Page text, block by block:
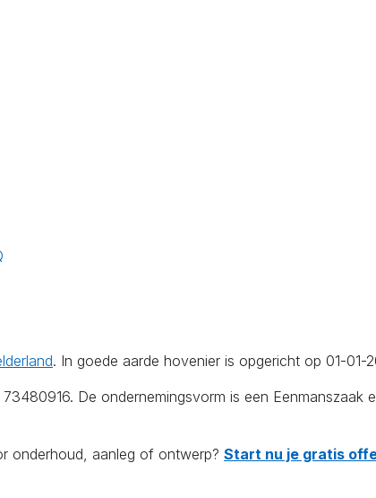
. In goede aarde hovenier is opgericht op 01-01-
De ondernemingsvorm is een Eenmanszaak
onderhoud, aanleg of ontwerp? Start nu je gratis